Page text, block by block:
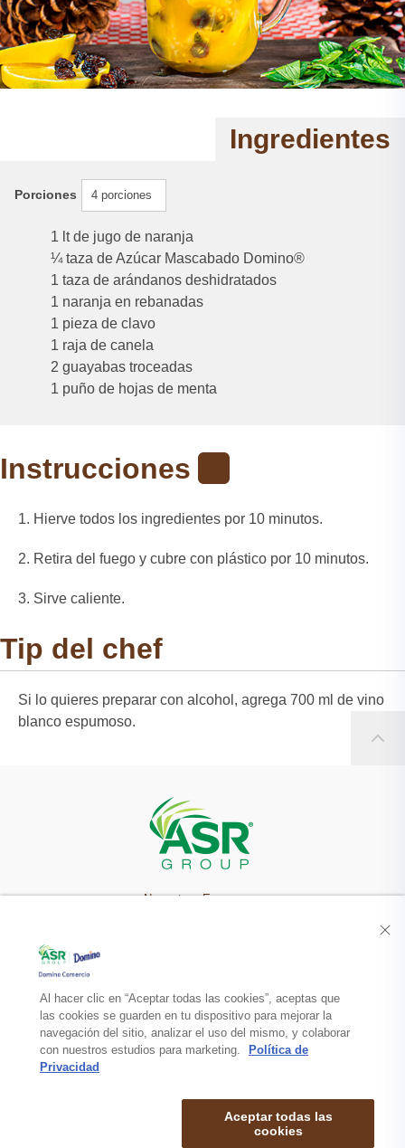
Ingredientes
Porciones 4 porciones
1 lt de jugo de naranja
¼ taza de Azúcar Mascabado Domino®
1 taza de arándanos deshidratados
1 naranja en rebanadas
1 pieza de clavo
1 raja de canela
2 guayabas troceadas
1 puño de hojas de menta
Instrucciones
Hierve todos los ingredientes por 10 minutos.
Retira del fuego y cubre con plástico por 10 minutos.
Sirve caliente.
Tip del chef
Si lo quieres preparar con alcohol, agrega 700 ml de vino
blanco espumoso.
Nuestra Empresa
Productos
Contacto
Al hacer clic en “Aceptar todas las cookies”, aceptas que
las cookies se guarden en tu dispositivo para mejorar la
navegación del sitio, analizar el uso del mismo, y colaborar
con nuestros estudios para marketing.
Política de
Privacidad
Aceptar todas las
cookies